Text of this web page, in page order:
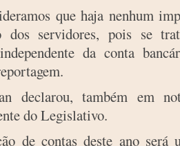
que haja nenhum
dos servidores, pois se
da conta
declarou, também em
do Legislativo.
de contas deste ano será